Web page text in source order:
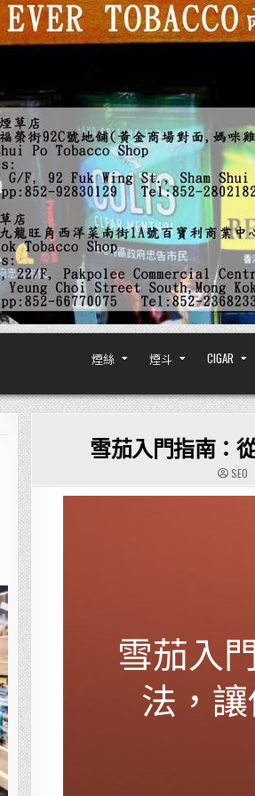
煙絲 煙斗 CIGAR
雪茄入門指南：
SEO